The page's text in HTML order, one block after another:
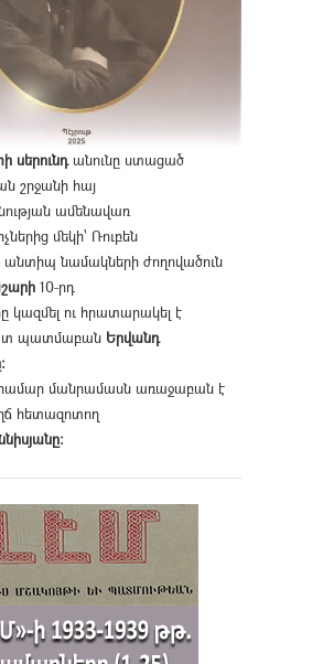
սերունդանունը ստացած
շրջանի հայ
ամենավառ
մեկի՝ Ռուբեն
նամակների ժողովածուն
10-րդ
կազմել ու հրատարակել է
պատմաբան Երվանդ
մանրամասն առաջաբան է
հետազոտող